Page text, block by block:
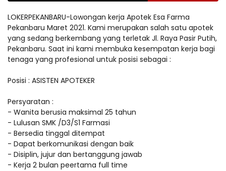
LOKERPEKANBARU-Lowongan kerja Apotek Esa Farma
Pekanbaru Maret 2021. Kami merupakan salah satu apotek
yang sedang berkembang yang terletak Jl. Raya Pasir Putih,
Pekanbaru. Saat ini kami membuka kesempatan kerja bagi
tenaga yang profesional untuk posisi sebagai :
Posisi : ASISTEN APOTEKER
Persyaratan :
- Wanita berusia maksimal 25 tahun
- Lulusan SMK /D3/S1 Farmasi
- Bersedia tinggal ditempat
- Dapat berkomunikasi dengan baik
- Disiplin, jujur dan bertanggung jawab
- Kerja 2 bulan peertama full time